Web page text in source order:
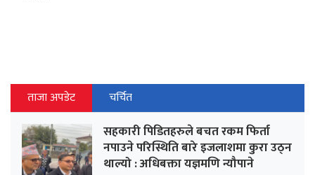
ताजा अपडेट चर्चित
सहकारी पिडितहरुले बचत रकम फिर्ता
नपाउने परिस्थिति बारे इजलाशमा कुरा उठ्न
थाल्यो : अधिबक्ता यज्ञमणि न्यौपाने